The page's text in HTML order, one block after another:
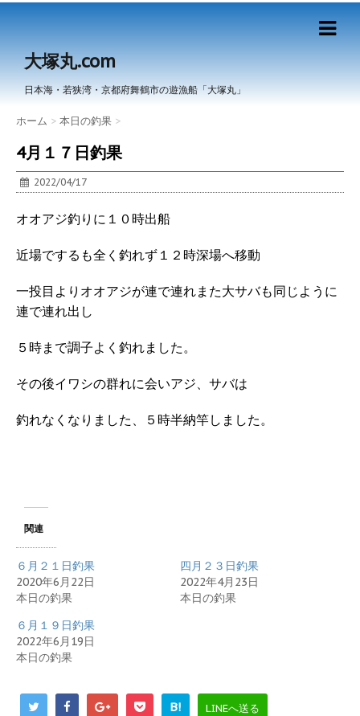
大塚丸.com
日本海・若狭湾・京都府舞鶴市の遊漁船「大塚丸」
ホーム > 本日の釣果 >
4月１７日釣果
2022/04/17
オオアジ釣りに１０時出船
近場でするも全く釣れず１２時深場へ移動
一投目よりオオアジが連で連れまた大サバも同じように
連で連れ出し
５時まで調子よく釣れました。
その後イワシの群れに会いアジ、サバは
釣れなくなりました、５時半納竿しました。
関連
６月２１日釣果
2020年6月22日
本日の釣果
四月２３日釣果
2022年4月23日
本日の釣果
６月１９日釣果
2022年6月19日
本日の釣果
B! LINEへ送る